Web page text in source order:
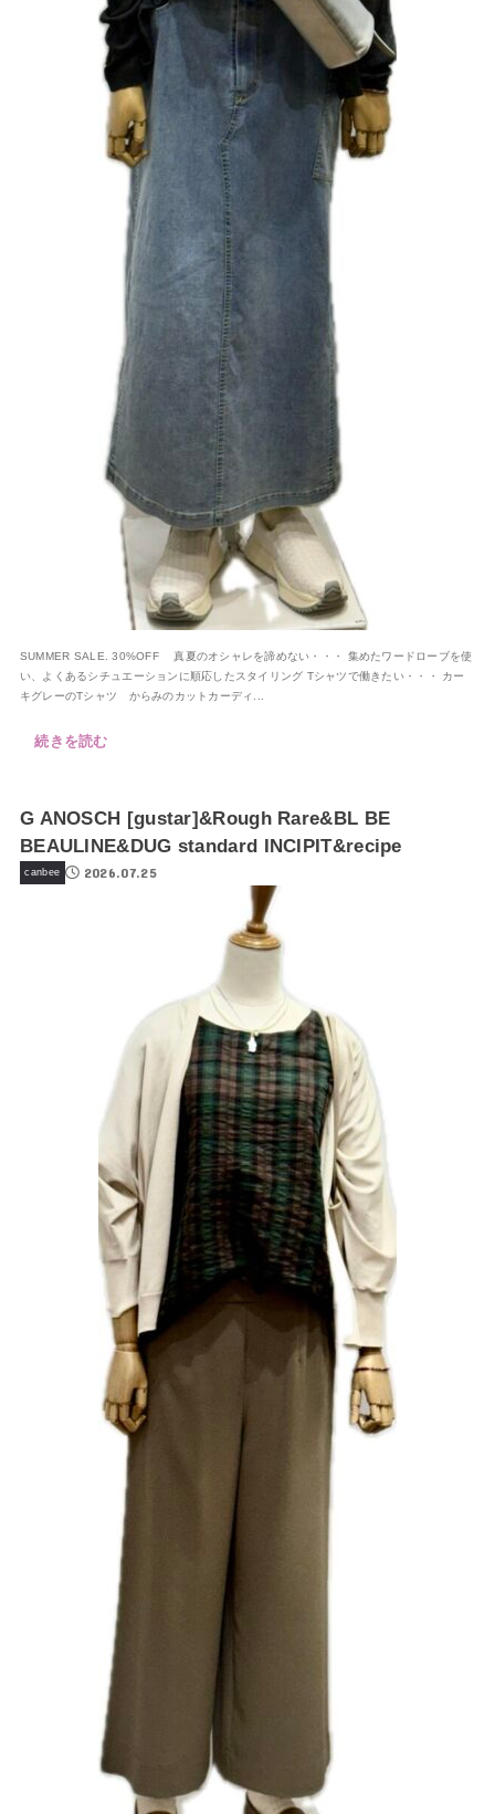
SUMMER SALE. 30%OFF 真夏のオシャレを諦めない・・・ 集めたワードローブを使
い、よくあるシチュエーションに順応したスタイリング Tシャツで働きたい・・・ カー
キグレーのTシャツ からみのカットカーディ...
続きを読む
G ANOSCH [gustar]&Rough Rare&BL BE
BEAULINE&DUG standard INCIPIT&recipe
canbee 2026.07.25